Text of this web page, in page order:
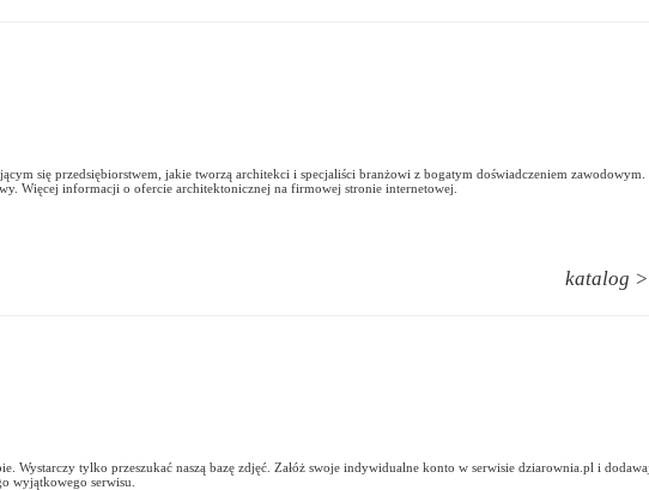
się przedsiębiorstwem, jakie tworzą architekci i specjaliści branżowi z bogatym doświadczeniem
Więcej informacji o ofercie architektonicznej na firmowej stronie internetowej.
katalog
Wystarczy tylko przeszukać naszą bazę zdjęć. Załóż swoje indywidualne konto w serwisie dziarownia.pl i
wyjątkowego serwisu.